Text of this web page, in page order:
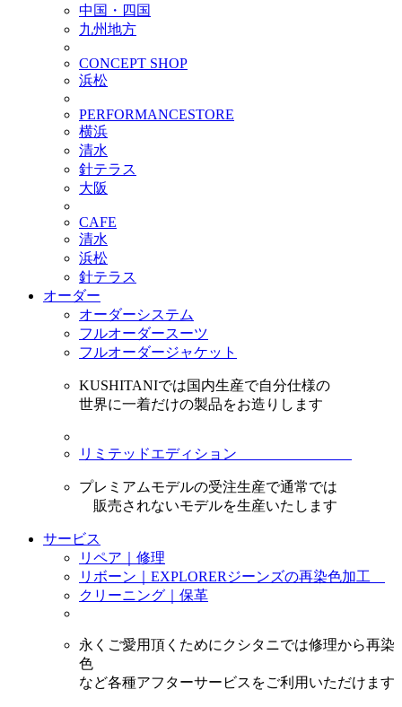
中国・四国
九州地方
CONCEPT SHOP
浜松
PERFORMANCESTORE
横浜
清水
針テラス
大阪
CAFE
清水
浜松
針テラス
オーダー
オーダーシステム
フルオーダースーツ
フルオーダージャケット
KUSHITANIでは国内生産で自分仕様の
世界に一着だけの製品をお造りします
リミテッドエディション
プレミアムモデルの受注生産で通常では
販売されないモデルを生産いたします
サービス
リペア｜修理
リボーン｜EXPLORERジーンズの再染色加工
クリーニング｜保革
永くご愛用頂くためにクシタニでは修理から再染
色
など各種アフターサービスをご利用いただけます